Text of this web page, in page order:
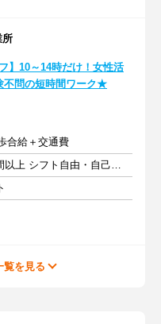
所
】10～14時だけ！女性活
不問の短時間ワーク★
合給＋交通費
週3日以上 1日2時間以上 シフト自由・自己申告
覧を見る